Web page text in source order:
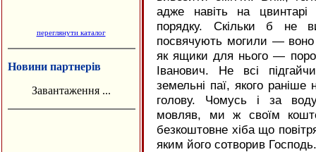
переглянути каталог
Новини партнерів
Завантаження ...
адже навіть на
порядку. Скільки б не
посвячують могили — воно
як ящики для нього —
Іванович. Не всі
земельні паї, якого
голову. Чомусь і за
мовляв, ми ж своїм
безкоштовне хіба що
яким його сотворив Господь.